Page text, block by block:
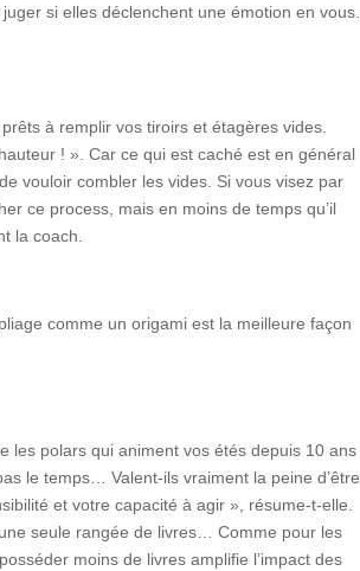
si elles déclenchent une émotion en vous.
à remplir vos tiroirs et étagères vides.
! ». Car ce qui est caché est en général
vouloir combler les vides. Si vous visez par
ce process, mais en moins de temps qu’il
la coach.
comme un origami est la meilleure façon
les polars qui animent vos étés depuis 10 ans
le temps… Valent-ils vraiment la peine d’être
et votre capacité à agir », résume-t-elle.
seule rangée de livres… Comme pour les
moins de livres amplifie l’impact des